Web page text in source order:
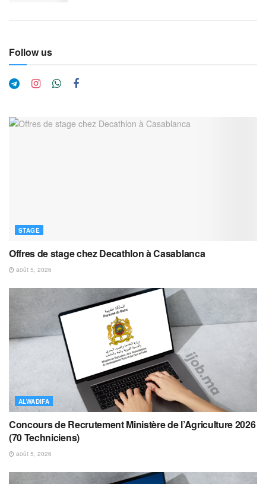
Follow us
STAGE
Offres de stage chez Decathlon à Casablanca
août 5, 2026
ALWADIFA
Concours de Recrutement Ministère de l’Agriculture 2026
(70 Techniciens)
août 5, 2026